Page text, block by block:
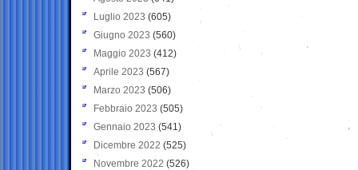
Luglio 2023 (605)
Giugno 2023 (560)
Maggio 2023 (412)
Aprile 2023 (567)
Marzo 2023 (506)
Febbraio 2023 (505)
Gennaio 2023 (541)
Dicembre 2022 (525)
Novembre 2022 (526)